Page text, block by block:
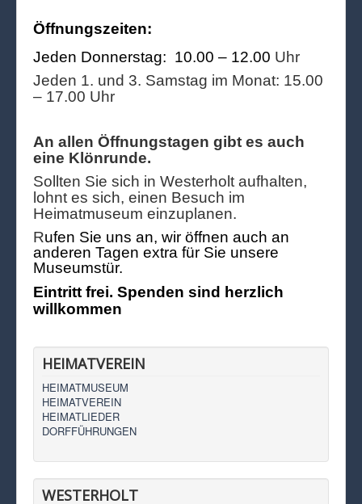
Öffnungszeiten:
Jeden Donnerstag: 10.00 – 12.00 Uhr
Jeden 1. und 3. Samstag im Monat: 15.00
– 17.00 Uhr
An allen Öffnungstagen gibt es auch
eine Klönrunde.
Sollten Sie sich in Westerholt aufhalten,
lohnt es sich, einen Besuch im
Heimatmuseum einzuplanen.
Rufen Sie uns an, wir öffnen auch an
anderen Tagen extra für Sie unsere
Museumstür.
Eintritt frei. Spenden sind herzlich
willkommen
HEIMATVEREIN
HEIMATMUSEUM
HEIMATVEREIN
HEIMATLIEDER
DORFFÜHRUNGEN
WESTERHOLT